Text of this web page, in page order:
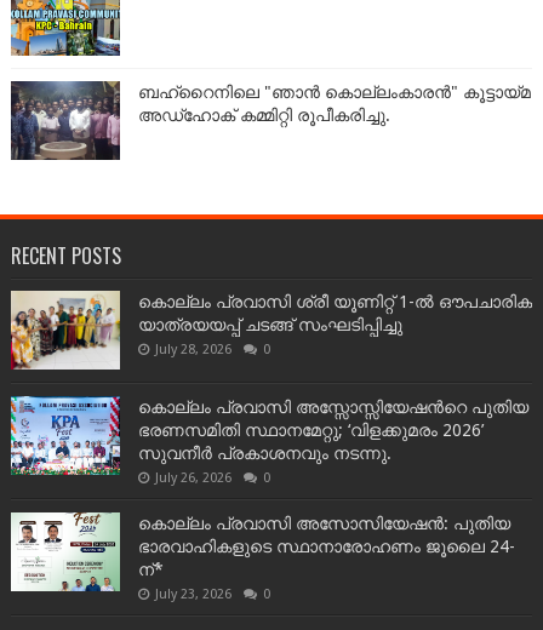
ബഹ്‌റൈനിലെ "ഞാൻ കൊല്ലംകാരൻ" കൂട്ടായ്‌മ
അഡ്‌ഹോക് കമ്മിറ്റി രൂപീകരിച്ചു.
RECENT POSTS
കൊല്ലം പ്രവാസി ശ്രീ യൂണിറ്റ് 1-ൽ ഔപചാരിക
യാത്രയയപ്പ് ചടങ്ങ് സംഘടിപ്പിച്ചു
July 28, 2026 0
കൊല്ലം പ്രവാസി അസ്സോസ്സിയേഷന്‍റെ പുതിയ
ഭരണസമിതി സ്ഥാനമേറ്റു; ‘വിളക്കുമരം 2026’
സുവനീർ പ്രകാശനവും നടന്നു.
July 26, 2026 0
കൊല്ലം പ്രവാസി അസോസിയേഷൻ: പുതിയ
ഭാരവാഹികളുടെ സ്ഥാനാരോഹണം ജൂലൈ 24-
ന്*
July 23, 2026 0